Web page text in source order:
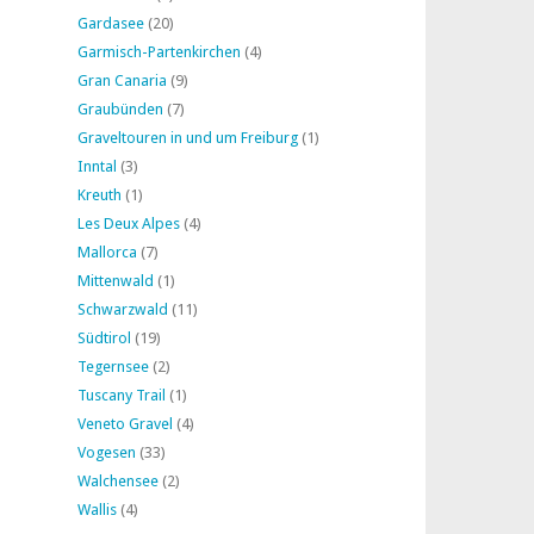
Gardasee (20)
Garmisch-Partenkirchen (4)
Gran Canaria (9)
Graubünden (7)
Graveltouren in und um Freiburg (1)
Inntal (3)
Kreuth (1)
Les Deux Alpes (4)
Mallorca (7)
Mittenwald (1)
Schwarzwald (11)
Südtirol (19)
Tegernsee (2)
Tuscany Trail (1)
Veneto Gravel (4)
Vogesen (33)
Walchensee (2)
Wallis (4)